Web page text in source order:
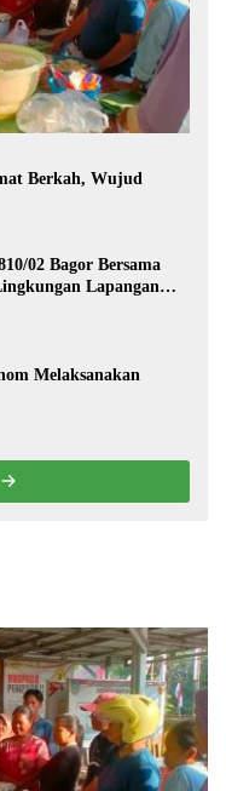
Berkah, Wujud
02 Bagor Bersama
Lapangan
Melaksanakan